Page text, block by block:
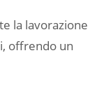
la lavorazione
offrendo un